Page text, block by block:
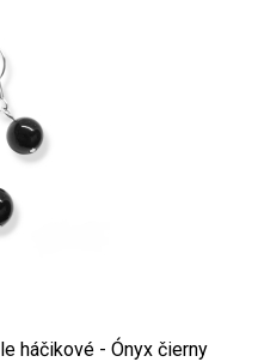
háčikové - Ónyx čierny